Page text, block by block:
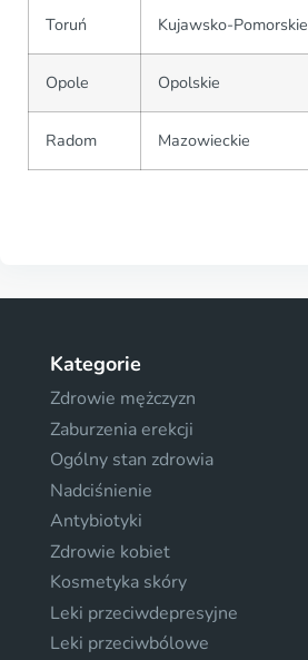
Toruń Kujawsko-Pomorskie
Opole Opolskie
Radom Mazowieckie
Kategorie
Zdrowie mężczyzn
Zaburzenia erekcji
Ogólny stan zdrowia
Nadciśnienie
Antybiotyki
Zdrowie kobiet
Kosmetyka skóry
Leki przeciwdepresyjne
Leki przeciwbólowe